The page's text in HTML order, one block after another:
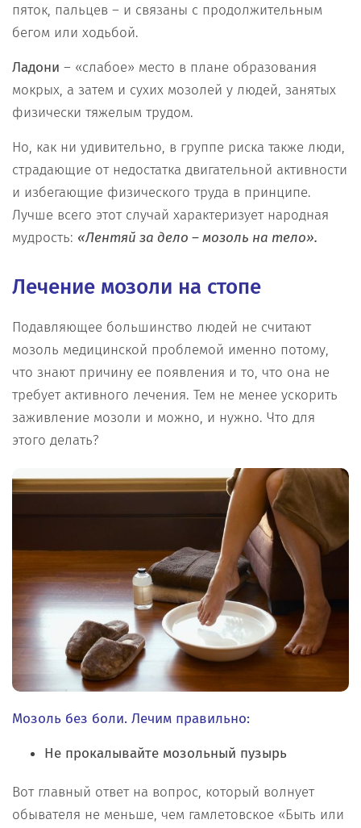
пяток, пальцев – и связаны с продолжительным
бегом или ходьбой.
Ладони – «слабое» место в плане образования
мокрых, а затем и сухих мозолей у людей, занятых
физически тяжелым трудом.
Но, как ни удивительно, в группе риска также люди,
страдающие от недостатка двигательной активности
и избегающие физического труда в принципе.
Лучше всего этот случай характеризует народная
мудрость: «Лентяй за дело – мозоль на тело».
Лечение мозоли на стопе
Подавляющее большинство людей не считают
мозоль медицинской проблемой именно потому,
что знают причину ее появления и то, что она не
требует активного лечения. Тем не менее ускорить
заживление мозоли и можно, и нужно. Что для
этого делать?
Мозоль без боли. Лечим правильно:
Не прокалывайте мозольный пузырь
Вот главный ответ на вопрос, который волнует
обывателя не меньше, чем гамлетовское «Быть или